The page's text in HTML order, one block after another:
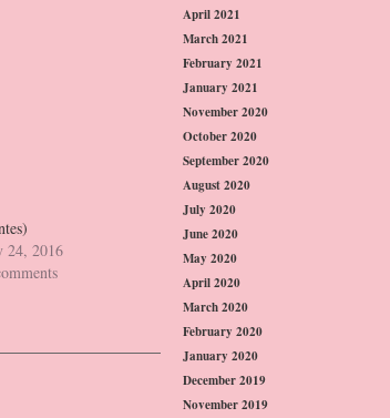
24, 2016
April 2021
March 2021
February 2021
January 2021
November 2020
October 2020
September 2020
August 2020
July 2020
June 2020
May 2020
April 2020
March 2020
February 2020
January 2020
December 2019
November 2019